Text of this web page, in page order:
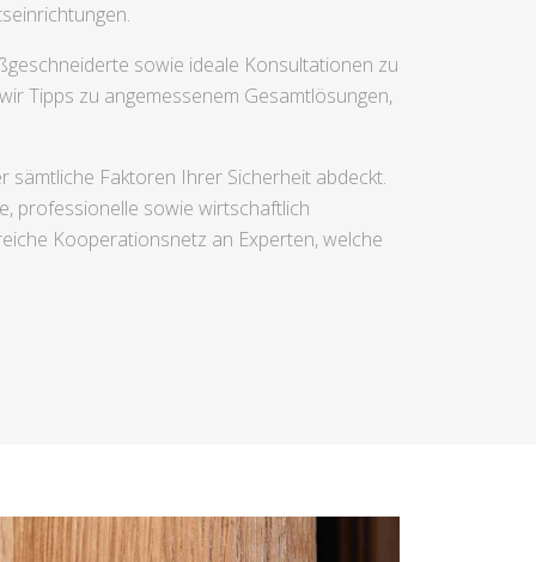
sowie ideale Konsultationen zu
Tipps zu angemessenem Gesamtlösungen,
sämtliche Faktoren Ihrer Sicherheit abdeckt.
professionelle sowie wirtschaftlich
Kooperationsnetz an Experten, welche